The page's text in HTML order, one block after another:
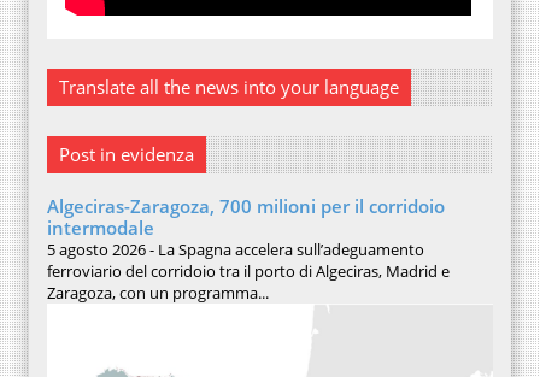
Translate all the news into your language
Post in evidenza
Algeciras-Zaragoza, 700 milioni per il corridoio
intermodale
5 agosto 2026 - La Spagna accelera sull’adeguamento
ferroviario del corridoio tra il porto di Algeciras, Madrid e
Zaragoza, con un programma...